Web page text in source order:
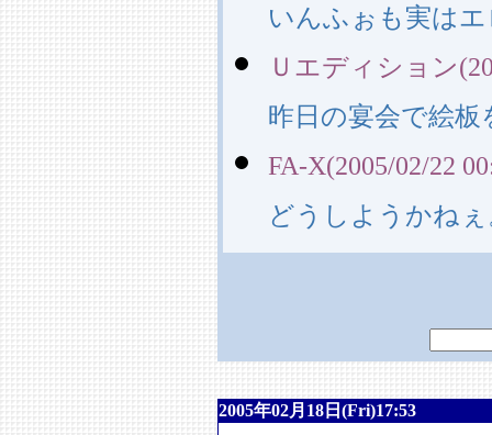
いんふぉも実は
Ｕエディション
昨日の宴会で絵
FA-X(2005/02/22
どうしようかね
2005年02月18日(Fri)17:53